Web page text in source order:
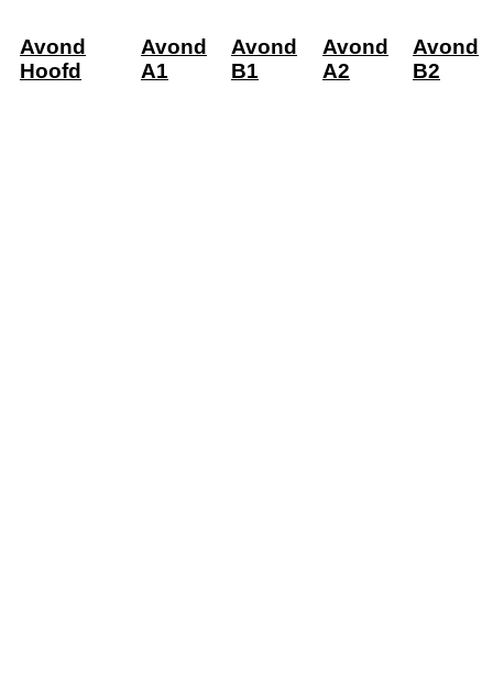
Avond
Hoofd
Avond
A1
Avond
B1
Avond
A2
Avond
B2